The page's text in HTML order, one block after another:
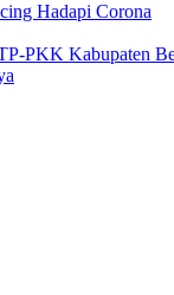
Hadapi Corona
PKK Kabupaten